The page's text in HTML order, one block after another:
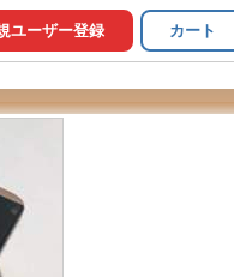
ユーザー登録 カート